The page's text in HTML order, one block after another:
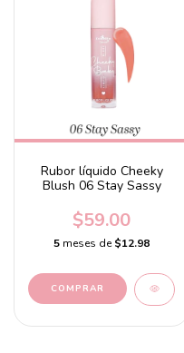
Rubor líquido Cheeky
Blush 06 Stay Sassy
$59.00
5 meses de$12.98